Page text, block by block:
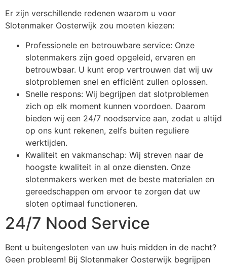
Er zijn verschillende redenen waarom u voor
Slotenmaker Oosterwijk zou moeten kiezen:
Professionele en betrouwbare service: Onze
slotenmakers zijn goed opgeleid, ervaren en
betrouwbaar. U kunt erop vertrouwen dat wij uw
slotproblemen snel en efficiënt zullen oplossen.
Snelle respons: Wij begrijpen dat slotproblemen
zich op elk moment kunnen voordoen. Daarom
bieden wij een 24/7 noodservice aan, zodat u altijd
op ons kunt rekenen, zelfs buiten reguliere
werktijden.
Kwaliteit en vakmanschap: Wij streven naar de
hoogste kwaliteit in al onze diensten. Onze
slotenmakers werken met de beste materialen en
gereedschappen om ervoor te zorgen dat uw
sloten optimaal functioneren.
24/7 Nood Service
Bent u buitengesloten van uw huis midden in de nacht?
Geen probleem! Bij Slotenmaker Oosterwijk begrijpen